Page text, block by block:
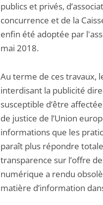
publics et privés,
concurrence et de la
enfin été adoptée par
mai 2018.
Au terme de ces travaux,
interdisant la publicité
susceptible d’être
de justice de l’Union
informations que les
paraît plus répondre
transparence sur l’offre
numérique a rendu
matière d’information